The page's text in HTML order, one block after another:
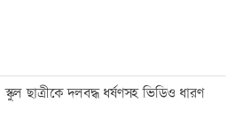
বিএনপি গণমাধ্যমের স্বাধীনতায় বিশ্বাস করে:
প্রতিমন্ত্রী টুকু
স্কুল ছাত্রীকে দলবদ্ধ ধর্ষণসহ ভিডিও ধারণ